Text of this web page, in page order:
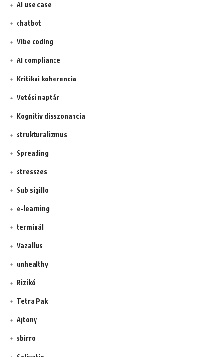
AI use case
chatbot
Vibe coding
AI compliance
Kritikai koherencia
Vetési naptár
Kognitív disszonancia
strukturalizmus
Spreading
stresszes
Sub sigillo
e-learning
terminál
Vazallus
unhealthy
Rizikó
Tetra Pak
Ajtony
sbirro